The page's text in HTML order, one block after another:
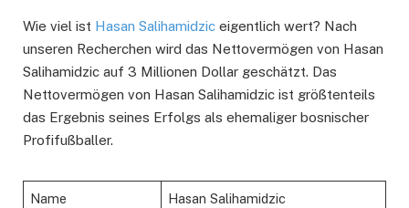
Wie viel ist Hasan Salihamidzic eigentlich wert? Nach
unseren Recherchen wird das Nettovermögen von Hasan
Salihamidzic auf 3 Millionen Dollar geschätzt. Das
Nettovermögen von Hasan Salihamidzic ist größtenteils
das Ergebnis seines Erfolgs als ehemaliger bosnischer
Profifußballer.
Name Hasan Salihamidzic